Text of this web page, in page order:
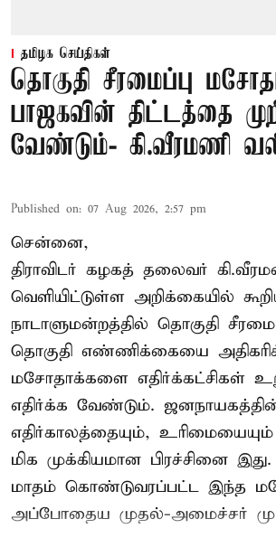
தமிழக செய்திகள்
தொகுதி சீரமைப்பு
பாஜகவின் திட்டத்தை
வேண்டும்- கி.வீரமணி
Published on: 07 Aug 2026, 2:57 pm
சென்னை,
திராவிடர் கழகத் தலைவர்
வெளியிட்டுள்ள அறிக்கையில்
நாடாளுமன்றத்தில் தொகுதி
தொகுதி எண்ணிக்கையை
மசோதாக்களை எதிர்க்கட்சிகள்
எதிர்க்க வேண்டும்.
எதிர்காலத்தையும், உரிமையையும்
மிக முக்கியமான பிரச்சினை
மாதம் கொண்டுவரப்பட்ட இந்த
அப்போதைய முதல்-அமைச்சர்